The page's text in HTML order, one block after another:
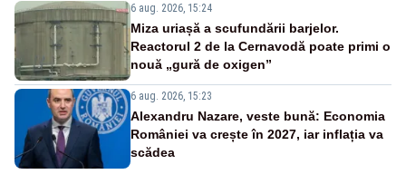
6 aug. 2026, 15:24
Miza uriașă a scufundării barjelor.
Reactorul 2 de la Cernavodă poate primi o
nouă „gură de oxigen”
6 aug. 2026, 15:23
Alexandru Nazare, veste bună: Economia
României va crește în 2027, iar inflația va
scădea